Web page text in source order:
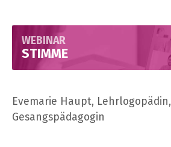
WEBINAR
STIMME
Evemarie Haupt, Lehrlogopädin,
Gesangspädagogin